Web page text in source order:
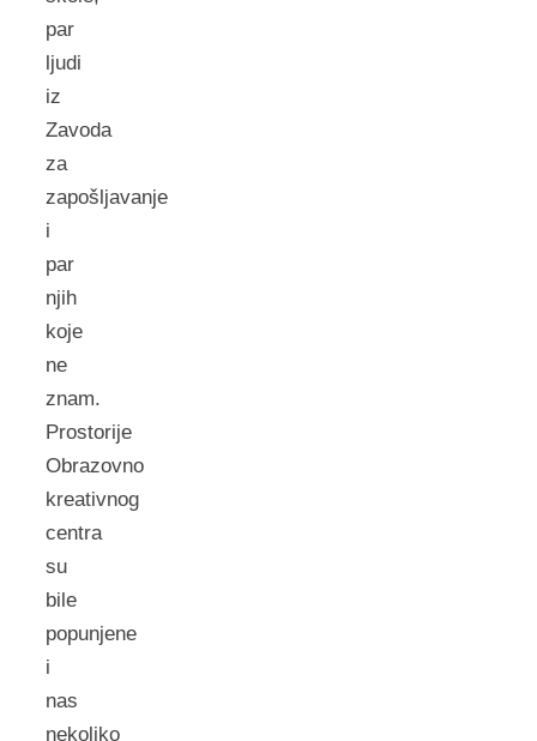
par
ljudi
iz
Zavoda
za
zapošljavanje
i
par
njih
koje
ne
znam.
Prostorije
Obrazovno
kreativnog
centra
su
bile
popunjene
i
nas
nekoliko